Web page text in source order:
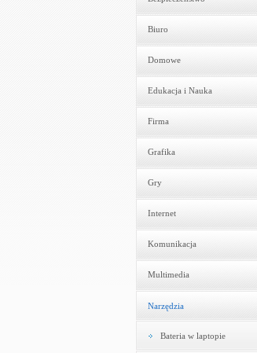
Biuro
Domowe
Edukacja i Nauka
Firma
Grafika
Gry
Internet
Komunikacja
Multimedia
Narzędzia
Bateria w laptopie